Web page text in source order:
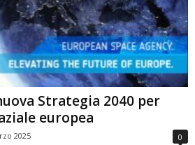
Strategia 2040 per
europea
2025 0